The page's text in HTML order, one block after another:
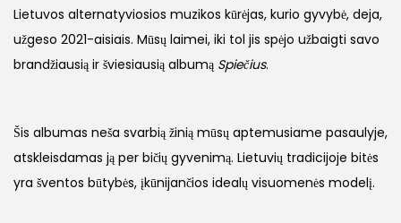
Lietuvos alternatyviosios muzikos kūrėjas, kurio gyvybė, deja,
užgeso 2021-aisiais. Mūsų laimei, iki tol jis spėjo užbaigti savo
brandžiausią ir šviesiausią albumą Spiečius.
Šis albumas neša svarbią žinią mūsų aptemusiame pasaulyje,
atskleisdamas ją per bičių gyvenimą. Lietuvių tradicijoje bitės
yra šventos būtybės, įkūnijančios idealų visuomenės modelį.